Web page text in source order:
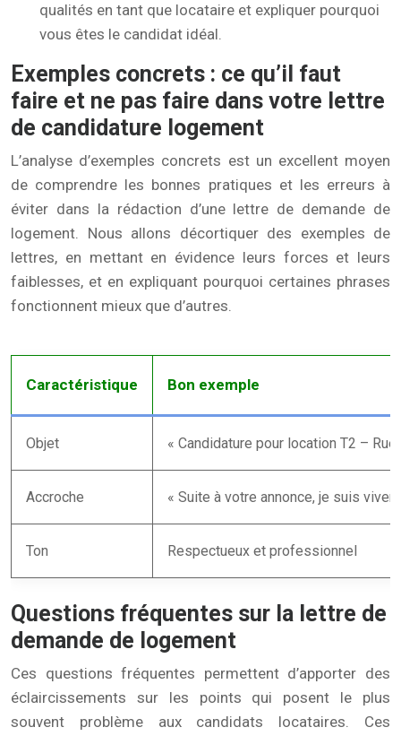
qualités en tant que locataire et expliquer pourquoi
vous êtes le candidat idéal.
Exemples concrets : ce qu’il faut
faire et ne pas faire dans votre lettre
de candidature logement
L’analyse d’exemples concrets est un excellent moyen
de comprendre les bonnes pratiques et les erreurs à
éviter dans la rédaction d’une lettre de demande de
logement. Nous allons décortiquer des exemples de
lettres, en mettant en évidence leurs forces et leurs
faiblesses, et en expliquant pourquoi certaines phrases
fonctionnent mieux que d’autres.
Caractéristique Bon exemple
Objet « Candidature pour location T2 –
Accroche « Suite à votre annonce, je suis
Ton Respectueux et professionnel
Questions fréquentes sur la lettre de
demande de logement
Ces questions fréquentes permettent d’apporter des
éclaircissements sur les points qui posent le plus
souvent problème aux candidats locataires. Ces